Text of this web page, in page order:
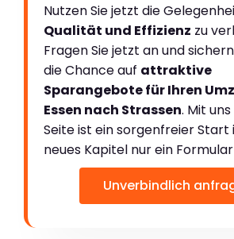
Nutzen Sie jetzt die
Qualität und Effizienz zu
Fragen Sie jetzt an und
die Chance auf attraktive
Sparangebote für Ihren
Essen nach Strassen. Mit
Seite ist ein sorgenfreier Start
neues Kapitel nur ein
Unverbindlich